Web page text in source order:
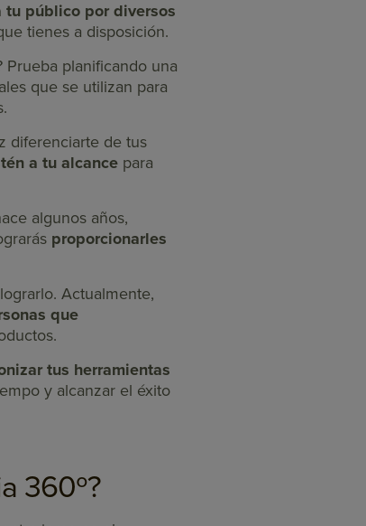
tu público por diversos
tienes a disposición.
Prueba planificando una
que se utilizan para
diferenciarte de tus
a tu alcance para
algunos años,
proporcionarles
Actualmente,
que
tus herramientas
y alcanzar el éxito
360º?